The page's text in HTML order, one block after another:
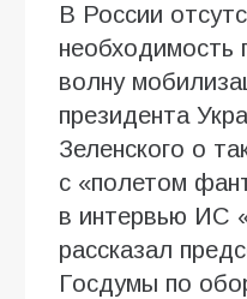
В России
необходимость
волну
президента
Зеленского о
с «полетом
в интервью ИC
рассказал
Госдумы по